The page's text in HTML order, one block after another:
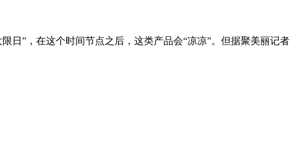
日”，在这个时间节点之后，这类产品会“凉凉”。但据聚美丽记者